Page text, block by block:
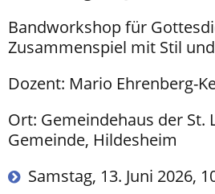
Bandworkshop für
Zusammenspiel mit Stil
Dozent: Mario Ehrenberg-
Ort: Gemeindehaus der St.
Gemeinde, Hildesheim
Samstag, 13. Juni 2026,